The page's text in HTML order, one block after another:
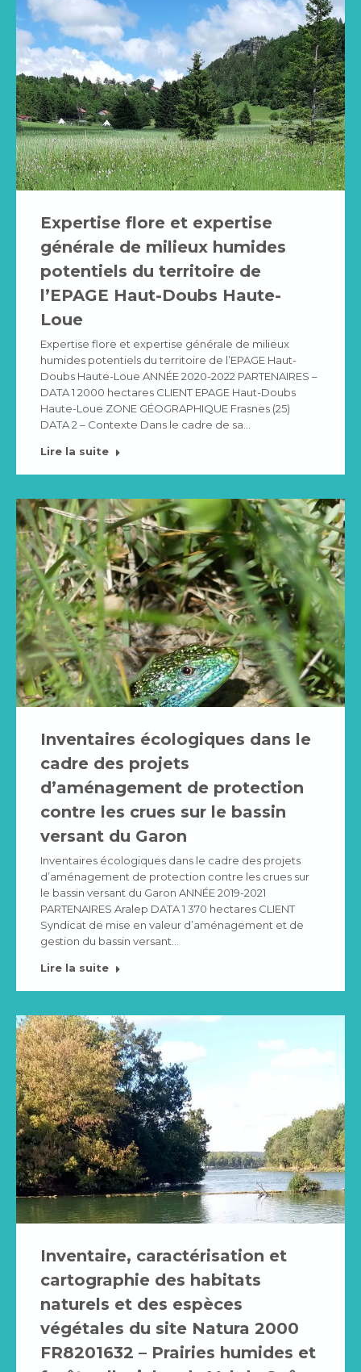
Expertise flore et expertise
générale de milieux humides
potentiels du territoire de
l’EPAGE Haut-Doubs Haute-
Loue
Expertise flore et expertise générale de milieux
humides potentiels du territoire de l’EPAGE Haut-
Doubs Haute-Loue ANNÉE 2020-2022 PARTENAIRES –
DATA 1 2000 hectares CLIENT EPAGE Haut-Doubs
Haute-Loue ZONE GÉOGRAPHIQUE Frasnes (25)
DATA 2 – Contexte Dans le cadre de sa…
Lire la suite
Inventaires écologiques dans le
cadre des projets
d’aménagement de protection
contre les crues sur le bassin
versant du Garon
Inventaires écologiques dans le cadre des projets
d’aménagement de protection contre les crues sur
le bassin versant du Garon ANNÉE 2019-2021
PARTENAIRES Aralep DATA 1 370 hectares CLIENT
Syndicat de mise en valeur d’aménagement et de
gestion du bassin versant…
Lire la suite
Inventaire, caractérisation et
cartographie des habitats
naturels et des espèces
végétales du site Natura 2000
FR8201632 – Prairies humides et